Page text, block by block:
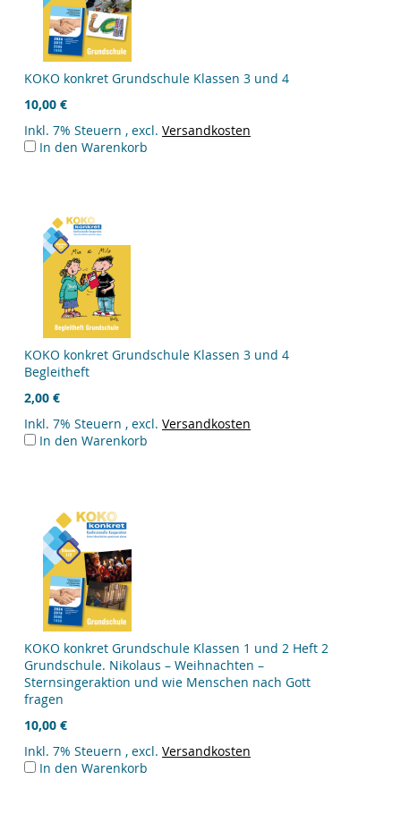
KOKO konkret Grundschule Klassen 3 und 4
10,00 €
Inkl. 7% Steuern , excl. Versandkosten
In den Warenkorb
KOKO konkret Grundschule Klassen 3 und 4
Begleitheft
2,00 €
Inkl. 7% Steuern , excl. Versandkosten
In den Warenkorb
KOKO konkret Grundschule Klassen 1 und 2 Heft 2
Grundschule. Nikolaus – Weihnachten –
Sternsingeraktion und wie Menschen nach Gott
fragen
10,00 €
Inkl. 7% Steuern , excl. Versandkosten
In den Warenkorb